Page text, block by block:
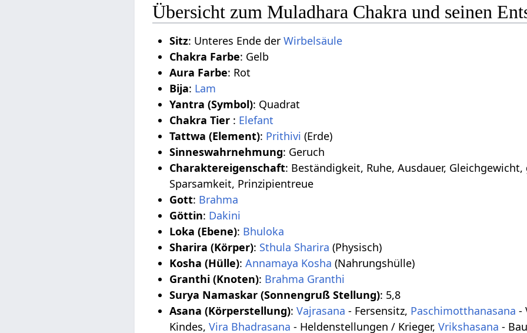
Übersicht zum Muladhara Chakra und seinen
Sitz: Unteres Ende derWirbelsäule
Chakra Farbe: Gelb
Aura Farbe: Rot
Bija: Lam
Yantra (Symbol): Quadrat
Chakra Tier : Elefant
Tattwa (Element): Prithivi (Erde)
Sinneswahrnehmung: Geruch
Charaktereigenschaft: Beständigkeit, Ruhe, Ausdauer,
Sparsamkeit, Prinzipientreue
Gott: Brahma
Göttin: Dakini
Loka (Ebene): Bhuloka
Sharira (Körper): Sthula Sharira (Physisch)
Kosha (Hülle):Annamaya Kosha (Nahrungshülle)
Granthi (Knoten): Brahma Granthi
Surya Namaskar (Sonnengruß Stellung): 5,8
Asana (Körperstellung):Vajrasana - Fersensitz, Paschimotthanasana -
Kindes,Vira Bhadrasana - Heldenstellungen / Krieger,Vrikshasana -